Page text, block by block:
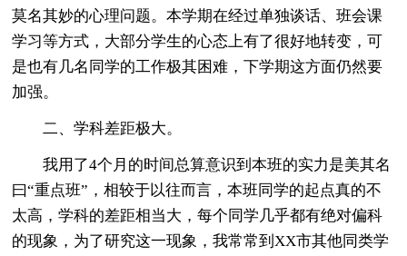
莫名其妙的心理问题。本学期在经过单独谈话、班会课
学习等方式，大部分学生的心态上有了很好地转变，可
是也有几名同学的工作极其困难，下学期这方面仍然要
加强。
二、学科差距极大。
我用了4个月的时间总算意识到本班的实力是美其名
曰“重点班”，相较于以往而言，本班同学的起点真的不
太高，学科的差距相当大，每个同学几乎都有绝对偏科
的现象，为了研究这一现象，我常常到XX市其他同类学